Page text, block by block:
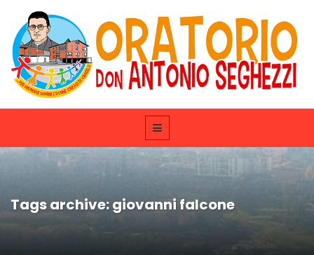
Tags archive: giovanni falcone